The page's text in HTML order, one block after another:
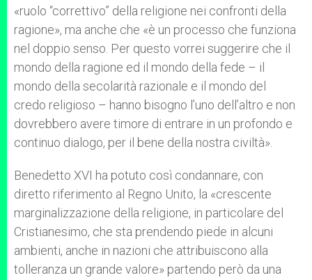
«ruolo “correttivo” della religione nei confronti della
ragione», ma anche che «è un processo che funziona
nel doppio senso. Per questo vorrei suggerire che il
mondo della ragione ed il mondo della fede – il
mondo della secolarità razionale e il mondo del
credo religioso – hanno bisogno l’uno dell’altro e non
dovrebbero avere timore di entrare in un profondo e
continuo dialogo, per il bene della nostra civiltà».
Benedetto XVI ha potuto così condannare, con
diretto riferimento al Regno Unito, la «crescente
marginalizzazione della religione, in particolare del
Cristianesimo, che sta prendendo piede in alcuni
ambienti, anche in nazioni che attribuiscono alla
tolleranza un grande valore» partendo però da una